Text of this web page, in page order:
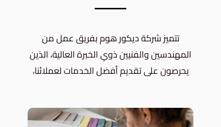
تتميز شركة ديكور هوم بفريق عمل من
المهندسين والفنيين ذوي الخبرة العالية، الذين
يحرصون على تقديم أفضل الخدمات لعملائنا،